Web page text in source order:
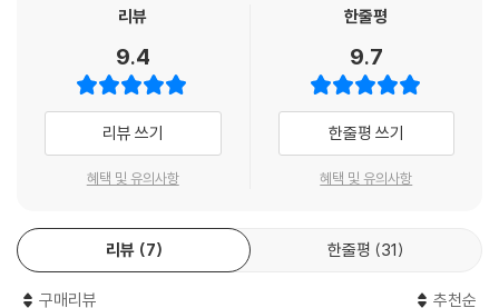
자가 살게 된다고 가르친다. 이것은 적극적인 선택이며 그 결과는 불을 보
듯 뚜렷하다. --- p.92~93
그때 유다의 머릿속에 한 생각이 떠올랐다. ‘죽어야 하겠다.’ 이 비참함과
고통에서 벗어나는 길은 죽는 길밖에 더 있겠는가 하는 생각을 했다. 한참
달리던 유다는 길가 으슥한 곳에 있는 한 높은 나무를 발견했다. ‘목을 매달
면 될 것이다.’라는 생각이 번개같이 스쳐 갔다. 그 착상에 이르자 유다는
것이라고 생각했다. 유다는 그 나무에 스스로 목을 매달았다. 잠시 동안 심
한 고통이 스쳐갔다. 그리고는 의식을 잃었다. 아직도 금요일 이른 아침이
었다.
싶었다. 그런데 이를 알기 위해 성경 4복음서를 다 읽는 것도 부담이 되거
의미가 있어서 고전 및 역사적으로 해석하기도 쉽지 않다. 이런 이들을 위
해 4복음서에 나타난 예수에 기록된 내용을 살펴보고 알기 쉽게 기술했
다.”로 설명했다.
이 책은 그의 설명대로 4복음서(마태복음, 마가복음, 누가복음, 요한복
례자 요한을 만나기 위해 떠나는 장면을 시작으로 시간 순차대로 전개되고
있지만 저자는 4복음서를 단지 설명하는 데 그치지 않고 예수의 말 한 마
디, 몸짓 하나 하나의 스며든 뜻을 세밀하게 건져내 우리에게 보여주고 있
리뷰
9.4
리뷰 쓰기
혜택 및 유의사항
한줄평
9.7
한줄평 쓰기
혜택 및 유의사항
리뷰 7 한줄평 31
구매리뷰 추천순